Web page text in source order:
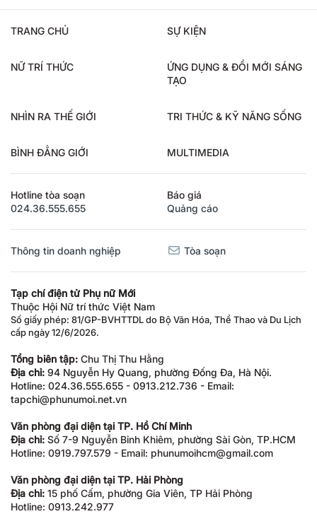
TRANG CHỦ SỰ KIỆN
NỮ TRÍ THỨC
ỨNG DỤNG & ĐỔI MỚI SÁNG
TẠO
NHÌN RA THẾ GIỚI TRI THỨC & KỸ NĂNG SỐNG
BÌNH ĐẲNG GIỚI MULTIMEDIA
Hotline tòa soạn
024.36.555.655
Báo giá
Quảng cáo
Thông tin doanh nghiệp Tòa soạn
Tạp chí điện tử Phụ nữ Mới
Thuộc Hội Nữ trí thức Việt Nam
Số giấy phép: 81/GP-BVHTTDL do Bộ Văn Hóa, Thể Thao và Du Lịch
cấp ngày 12/6/2026.
Tổng biên tập: Chu Thị Thu Hằng
Địa chỉ: 94 Nguyễn Hy Quang, phường Đống Đa, Hà Nội.
Hotline: 024.36.555.655 - 0913.212.736 - Email:
tapchi@phunumoi.net.vn
Văn phòng đại diện tại TP. Hồ Chí Minh
Địa chỉ: Số 7-9 Nguyễn Bỉnh Khiêm, phường Sài Gòn, TP.HCM
Hotline: 0919.797.579 - Email: phunumoihcm@gmail.com
Văn phòng đại diện tại TP. Hải Phòng
Địa chỉ: 15 phố Cấm, phường Gia Viên, TP Hải Phòng
Hotline: 0913.242.977